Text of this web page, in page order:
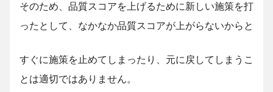
そのため、品質スコアを上げるために新しい施策を打
ったとして、なかなか品質スコアが上がらないからと
すぐに施策を止めてしまったり、元に戻してしまうこ
とは適切ではありません。